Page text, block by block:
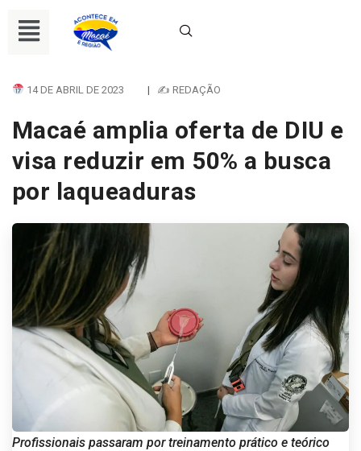
14 DE ABRIL DE 2023 | ✍ REDAÇÃO
Macaé amplia oferta de DIU e
visa reduzir em 50% a busca
por laqueaduras
Profissionais passaram por treinamento prático e teórico